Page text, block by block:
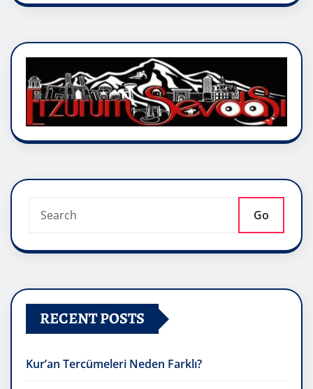
Go
RECENT POSTS
Kur’an Tercümeleri Neden Farklı?